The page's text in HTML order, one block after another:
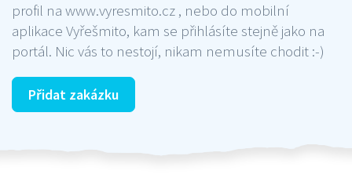
profil na www.vyresmito.cz , nebo do mobilní
aplikace Vyřešmito, kam se přihlásíte stejně jako na
portál. Nic vás to nestojí, nikam nemusíte chodit :-)
Přidat zakázku